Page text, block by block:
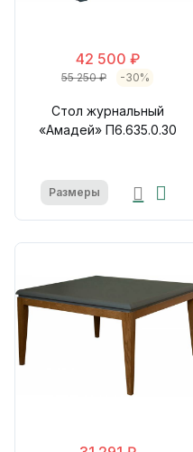
42 500 ₽
55 250 ₽ -30%
Стол журнальный
«Амадей» П6.635.0.30
Размеры